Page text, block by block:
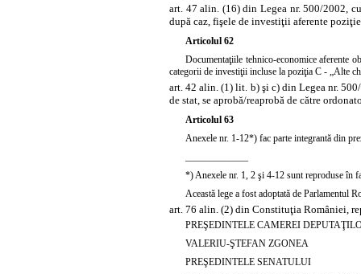
art. 47 alin. (16) din Legea nr. 500/2002,
după caz, fişele de investiţii aferente
Articolul 62
Documentaţiile tehnico-economice aferente
categorii de investiţii incluse la poziţia C - „Alte
art. 42 alin. (1) lit. b) şi c) din Legea nr.
de stat, se aprobă/reaprobă de către
Articolul 63
Anexele nr. 1-12*) fac parte integrantă din
*) Anexele nr. 1, 2 şi 4-12 sunt reproduse în
Această lege a fost adoptată de Parlamentul
art. 76 alin. (2) din Constituţia României,
PREŞEDINTELE CAMEREI
VALERIU-ŞTEFAN ZGONEA
PREŞEDINTELE SENATULUI